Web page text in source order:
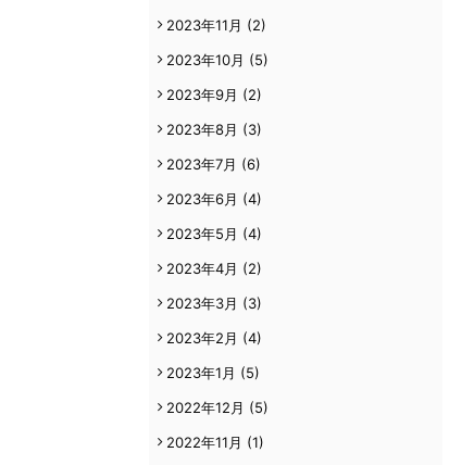
2023年11月 (2)
2023年10月 (5)
2023年9月 (2)
2023年8月 (3)
2023年7月 (6)
2023年6月 (4)
2023年5月 (4)
2023年4月 (2)
2023年3月 (3)
2023年2月 (4)
2023年1月 (5)
2022年12月 (5)
2022年11月 (1)